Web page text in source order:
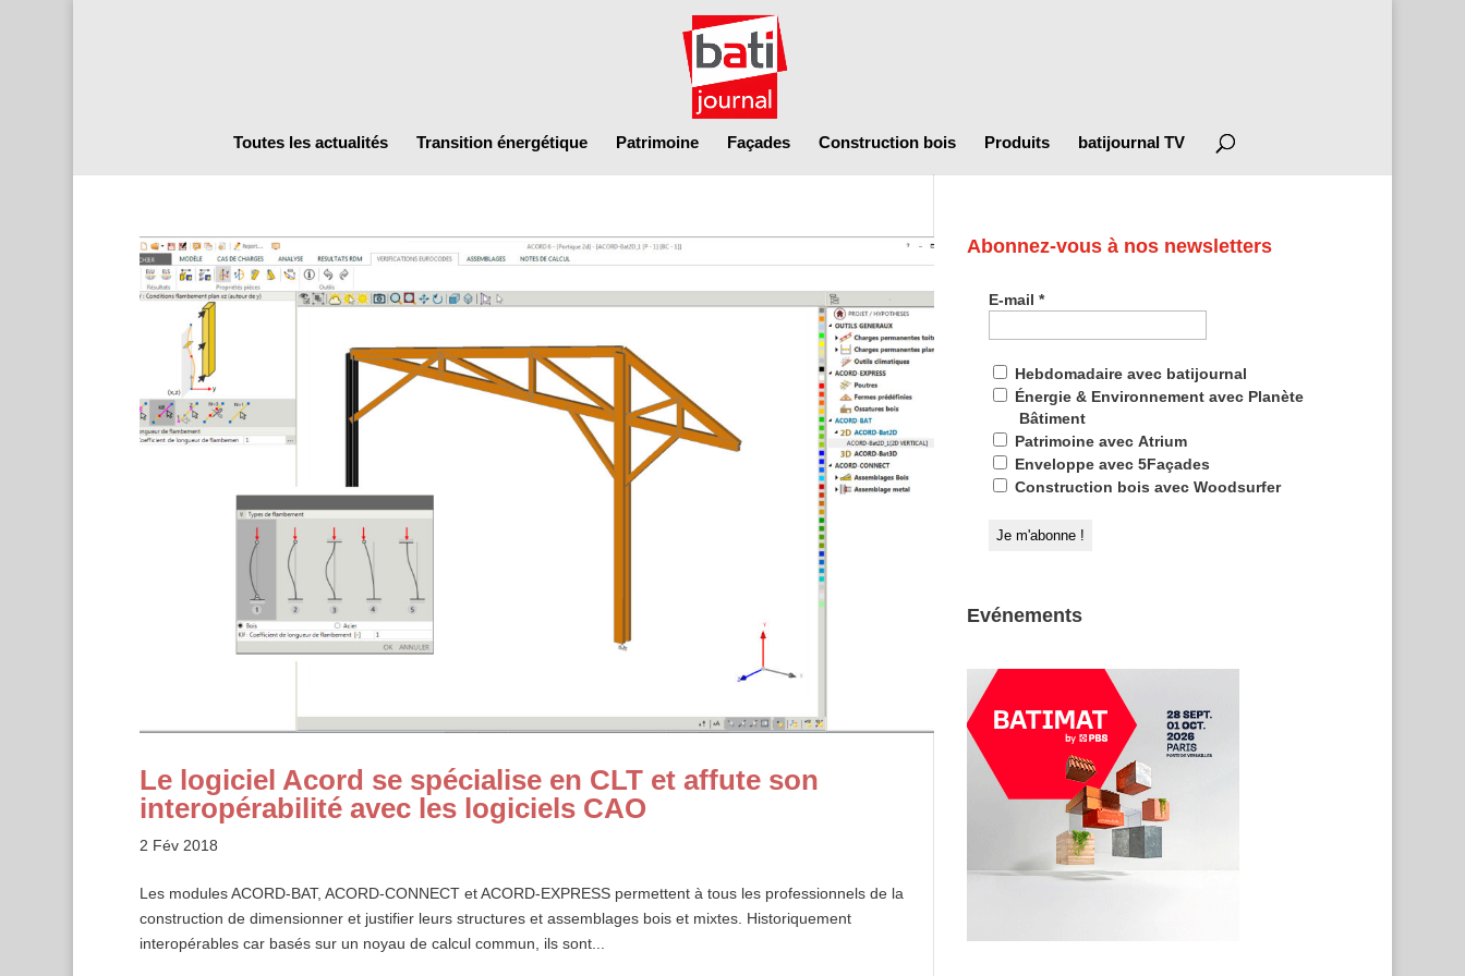
Toutes les actualités Transition énergétique Patrimoine Façades Construction bois Produits batijournal TV
Le logiciel Acord se spécialise en CLT et affute son
interopérabilité avec les logiciels CAO
2 Fév 2018
Les modules ACORD-BAT, ACORD-CONNECT et ACORD-EXPRESS permettent à tous les professionnels de la
construction de dimensionner et justifier leurs structures et assemblages bois et mixtes. Historiquement
interopérables car basés sur un noyau de calcul commun, ils sont...
Abonnez-vous à nos newsletters
E-mail*
Hebdomadaire avec batijournal
Énergie & Environnement avec Planète
Bâtiment
Patrimoine avec Atrium
Enveloppe avec 5Façades
Construction bois avec Woodsurfer
Evénements